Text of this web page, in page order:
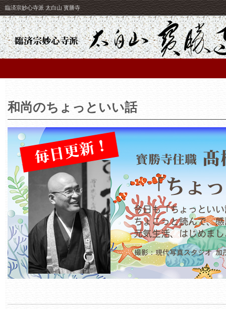
臨済宗妙心寺派 太白山 寳勝寺
和尚のちょっといい話